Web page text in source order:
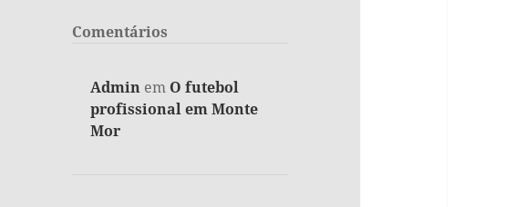
Comentários
Admin em O futebol
profissional em Monte
Mor